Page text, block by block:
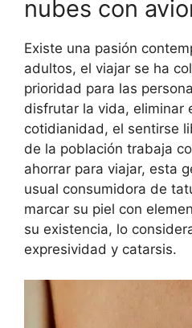
nubes con
Existe una pasión
adultos, el viajar se ha
prioridad para las
disfrutar la vida, eliminar
cotidianidad, el sentirse
de la población trabaja
ahorrar para viajar, esta
usual consumidora de
marcar su piel con
su existencia, lo
expresividad y catarsis.